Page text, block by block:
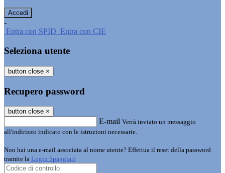
-
Entra con SPID Entra con CIE
Seleziona utente
button close ×
Recupero password
button close ×
E-mail Verrà inviato un messaggio
all'indirizzo indicato con le istruzioni necessarie.
Non hai una e-mail associata al nome utente? Effettua il reset della password
tramite la Login Spaggiari